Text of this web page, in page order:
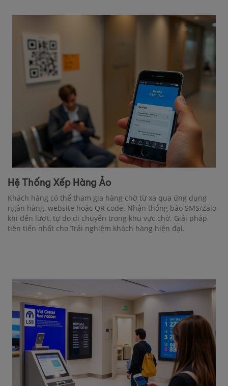
Hệ Thống Xếp Hàng Ảo
Khách hàng có thể tham gia hàng chờ từ xa qua ứng dụng
ngân hàng, website hoặc QR code. Nhận thông báo SMS/Zalo
khi đến lượt, tự do di chuyển trong khu vực chờ. Giải pháp
tiên tiến nhất cho Trải nghiệm khách hàng hiện đại.